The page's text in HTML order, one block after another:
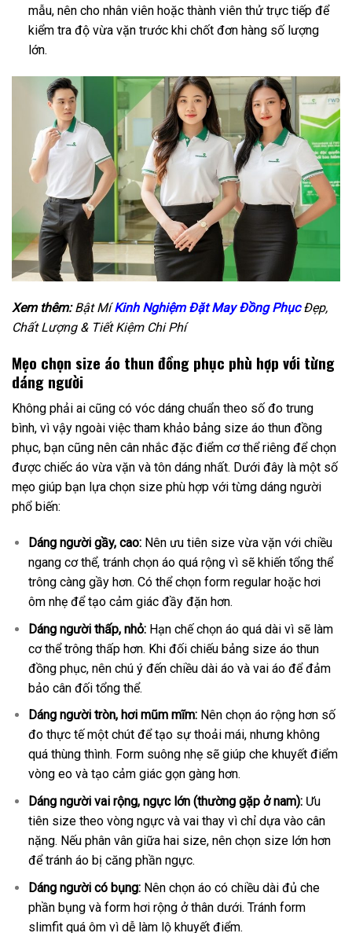
mẫu, nên cho nhân viên hoặc thành viên thử trực tiếp để
kiểm tra độ vừa vặn trước khi chốt đơn hàng số lượng
lớn.
Xem thêm:Bật MíKinh Nghiệm Đặt May Đồng PhụcĐẹp,
Chất Lượng & Tiết Kiệm Chi Phí
Mẹo chọn size áo thun đồng phục phù hợp với từng
dáng người
Không phải ai cũng có vóc dáng chuẩn theo số đo trung
bình, vì vậy ngoài việc tham khảo bảng size áo thun đồng
phục, bạn cũng nên cân nhắc đặc điểm cơ thể riêng để chọn
được chiếc áo vừa vặn và tôn dáng nhất. Dưới đây là một số
mẹo giúp bạn lựa chọn size phù hợp với từng dáng người
phổ biến:
Dáng người gầy, cao:Nên ưu tiên size vừa vặn với chiều
ngang cơ thể, tránh chọn áo quá rộng vì sẽ khiến tổng thể
trông càng gầy hơn. Có thể chọn form regular hoặc hơi
ôm nhẹ để tạo cảm giác đầy đặn hơn.
Dáng người thấp, nhỏ:Hạn chế chọn áo quá dài vì sẽ làm
cơ thể trông thấp hơn. Khi đối chiếu bảng size áo thun
đồng phục, nên chú ý đến chiều dài áo và vai áo để đảm
bảo cân đối tổng thể.
Dáng người tròn, hơi mũm mĩm:Nên chọn áo rộng hơn số
đo thực tế một chút để tạo sự thoải mái, nhưng không
quá thùng thình. Form suông nhẹ sẽ giúp che khuyết điểm
vòng eo và tạo cảm giác gọn gàng hơn.
Dáng người vai rộng, ngực lớn (thường gặp ở nam):Ưu
tiên size theo vòng ngực và vai thay vì chỉ dựa vào cân
nặng. Nếu phân vân giữa hai size, nên chọn size lớn hơn
để tránh áo bị căng phần ngực.
Dáng người có bụng:Nên chọn áo có chiều dài đủ che
phần bụng và form hơi rộng ở thân dưới. Tránh form
slimfit quá ôm vì dễ làm lộ khuyết điểm.